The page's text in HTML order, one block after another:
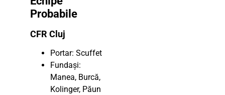
Probabile
CFR Cluj
Portar: Scuffet
Fundași:
Manea, Burcă,
Kolinger, Păun